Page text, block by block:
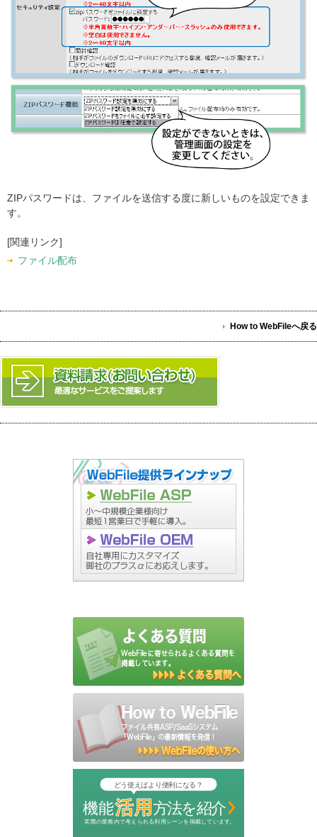
ZIPパスワードは、ファイルを送信する度に新しいものを設定できま
す。
[関連リンク]
ファイル配布
How to WebFileへ戻る